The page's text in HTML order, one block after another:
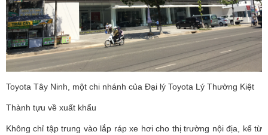
Toyota Tây Ninh, một chi nhánh của Đại lý Toyota Lý Thường Kiệt
Thành tựu về xuất khẩu
Không chỉ tập trung vào lắp ráp xe hơi cho thị trường nội địa, kể từ